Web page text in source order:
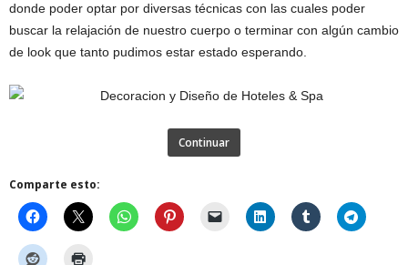
donde poder optar por diversas técnicas con las cuales poder
buscar la relajación de nuestro cuerpo o terminar con algún cambio
de look que tanto pudimos estar estado esperando.
Continuar
Comparte esto: